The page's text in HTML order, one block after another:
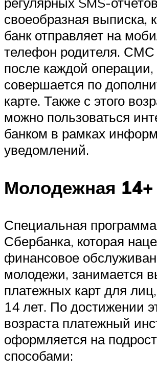
своеобразная выписка,
банк отправляет на
телефон родителя. СМС
после каждой операции,
совершается по
карте. Также с этого
можно пользоваться
банком в рамках
уведомлений.
Молодежная 14+
Специальная программа
Сбербанка, которая
финансовое
молодежи, занимается
платежных карт для
14 лет. По достижении
возраста платежный
оформляется на
способами: